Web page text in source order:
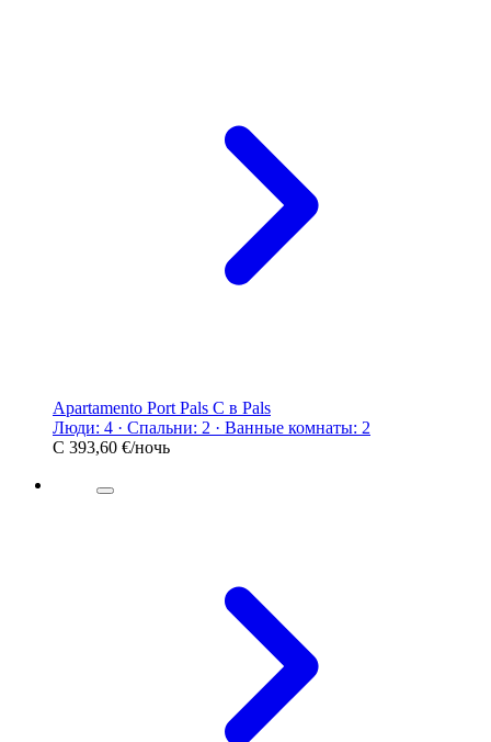
Apartamento Port Pals C в Pals
Люди: 4 · Спальни: 2 · Ванные комнаты: 2
С 393,60 €/ночь